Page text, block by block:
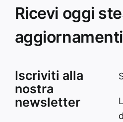
Ricevi oggi
Iscriviti alla
nostra
newsletter